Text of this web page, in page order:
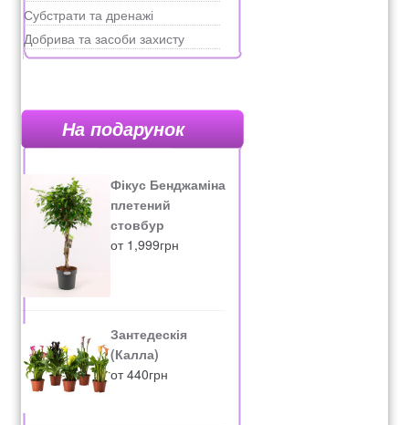
Субстрати та дренажі
Добрива та засоби захисту
На подарунок
Фікус Бенджаміна
плетений
стовбур
от 1,999грн
Зантедескія
(Калла)
от440грн